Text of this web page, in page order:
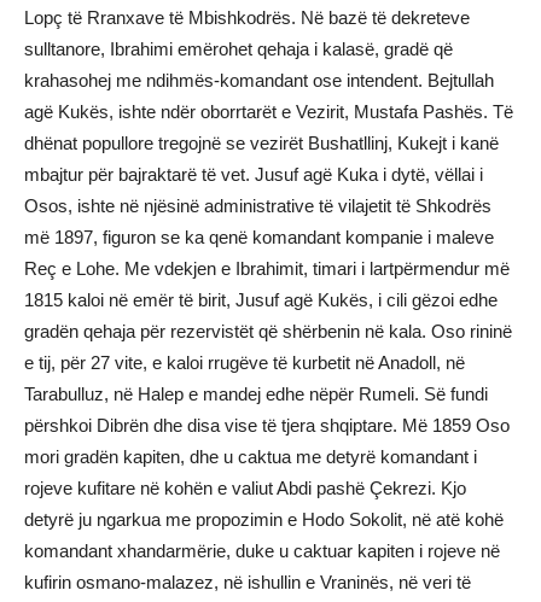
Lopç të Rranxave të Mbishkodrës. Në bazë të dekreteve
sulltanore, Ibrahimi emërohet qehaja i kalasë, gradë që
krahasohej me ndihmës-komandant ose intendent. Bejtullah
agë Kukës, ishte ndër oborrtarët e Vezirit, Mustafa Pashës. Të
dhënat popullore tregojnë se vezirët Bushatllinj, Kukejt i kanë
mbajtur për bajraktarë të vet. Jusuf agë Kuka i dytë, vëllai i
Osos, ishte në njësinë administrative të vilajetit të Shkodrës
më 1897, figuron se ka qenë komandant kompanie i maleve
Reç e Lohe. Me vdekjen e Ibrahimit, timari i lartpërmendur më
1815 kaloi në emër të birit, Jusuf agë Kukës, i cili gëzoi edhe
gradën qehaja për rezervistët që shërbenin në kala. Oso rininë
e tij, për 27 vite, e kaloi rrugëve të kurbetit në Anadoll, në
Tarabulluz, në Halep e mandej edhe nëpër Rumeli. Së fundi
përshkoi Dibrën dhe disa vise të tjera shqiptare. Më 1859 Oso
mori gradën kapiten, dhe u caktua me detyrë komandant i
rojeve kufitare në kohën e valiut Abdi pashë Çekrezi. Kjo
detyrë ju ngarkua me propozimin e Hodo Sokolit, në atë kohë
komandant xhandarmërie, duke u caktuar kapiten i rojeve në
kufirin osmano-malazez, në ishullin e Vraninës, në veri të